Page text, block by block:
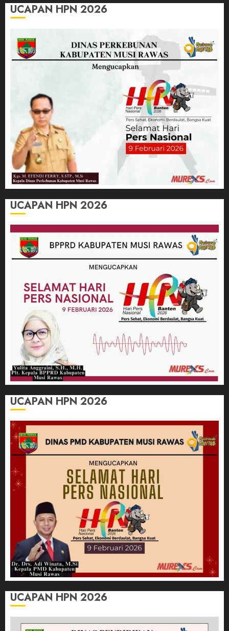
UCAPAN HPN 2026
UCAPAN HPN 2026
UCAPAN HPN 2026
UCAPAN HPN 2026